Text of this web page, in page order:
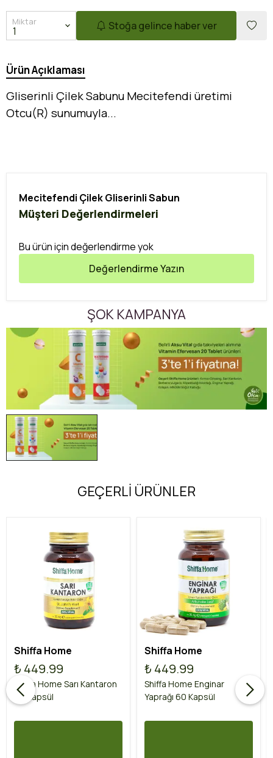
Miktar Stoğa gelince haber ver
Ürün Açıklaması
Gliserinli Çilek Sabunu Mecitefendi üretimi
Otcu(R) sunumuyla...
Mecitefendi Çilek Gliserinli Sabun
Müşteri Değerlendirmeleri
Bu ürün için değerlendirme yok
Değerlendirme Yazın
ŞOK KAMPANYA
GEÇERLİ ÜRÜNLER
Shiffa Home
₺ 449.99
Shiffa Home Sarı Kantaron
60 Kapsül
Shiffa Home
₺ 449.99
Shiffa Home Enginar
Yaprağı 60 Kapsül